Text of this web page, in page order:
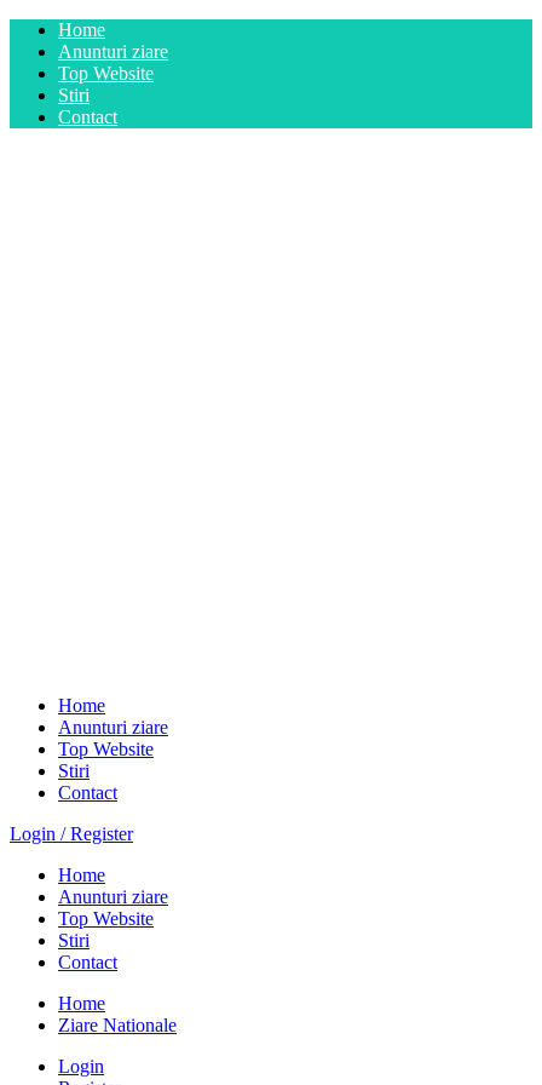
Home
Anunturi ziare
Top Website
Stiri
Contact
Home
Anunturi ziare
Top Website
Stiri
Contact
Login / Register
Home
Anunturi ziare
Top Website
Stiri
Contact
Home
Ziare Nationale
Login